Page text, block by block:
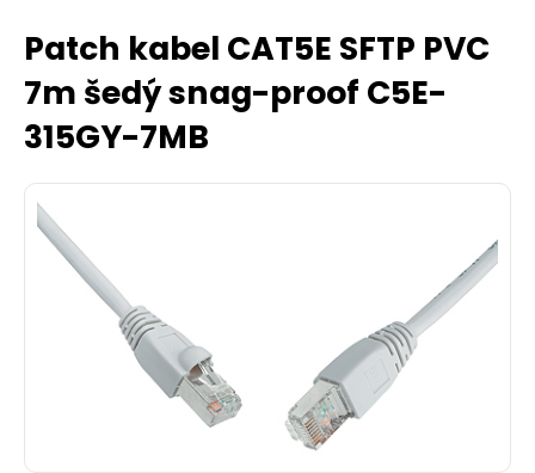
Patch kabel CAT5E SFTP PVC
7m šedý snag-proof C5E-
315GY-7MB